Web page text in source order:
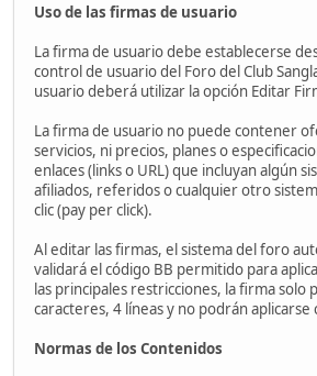
Uso de las firmas de usuario
La firma de usuario debe establecerse
control de usuario del Foro del Club
usuario deberá utilizar la opción Editar
La firma de usuario no puede contener
servicios, ni precios, planes o
enlaces (links o URL) que incluyan algún
afiliados, referidos o cualquier otro
clic (pay per click).
Al editar las firmas, el sistema del foro
validará el código BB permitido para
las principales restricciones, la firma solo
caracteres, 4 líneas y no podrán aplicarse
Normas de los Contenidos